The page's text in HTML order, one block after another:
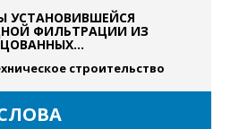
УСТАНОВИВШЕЙСЯ
ФИЛЬТРАЦИИ ИЗ
строительство